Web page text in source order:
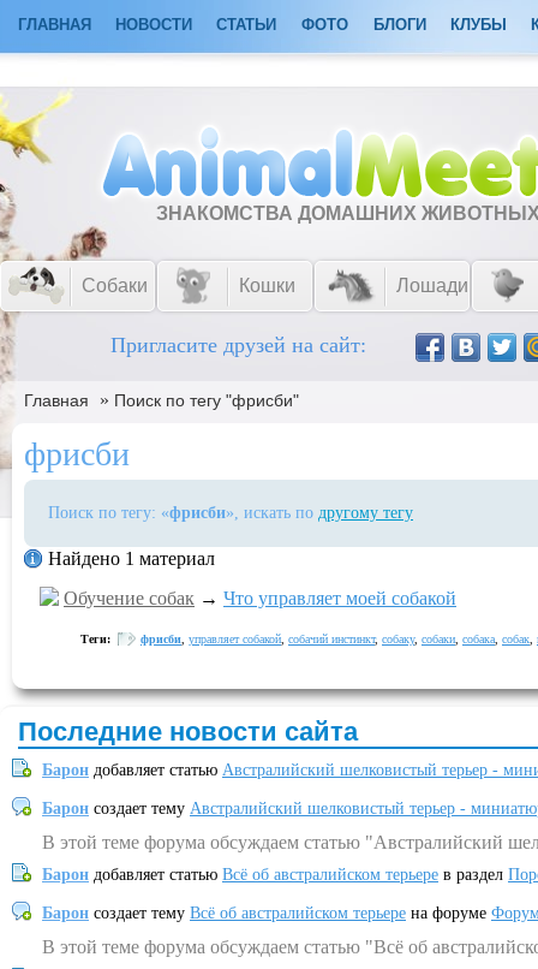
ГЛАВНАЯ НОВОСТИ СТАТЬИ ФОТО БЛОГИ КЛУБЫ
ЗНАКОМСТВА ДОМАШНИХ
Собаки Кошки Лошади
Пригласите друзей на сайт:
Главная » Поиск по тегу "фрисби"
фрисби
Поиск по тегу: «фрисби», искать по другому тегу
Найдено 1 материал
Обучение собак → Что управляет моей собакой
Теги: фрисби управляет собакой собачий инстинкт, собаку, собаки собака собак
Последние новости сайта
Барон добавляет статью Австралийский шелковистый терьер -
Барон создает тему Австралийский шелковистый терьер -
В этой теме форума обсуждаем статью "Австралийский
Барон добавляет статью Всё об австралийском терьере в раздел
Барон создает тему Всё об австралийском терьере на форуме
В этой теме форума обсуждаем статью "Всё об